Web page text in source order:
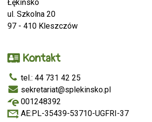
Łękińsko
ul. Szkolna 20
97 - 410 Kleszczów
Kontakt
tel.: 44 731 42 25
sekretariat@splekinsko.pl
001248392
AE:PL-35439-53710-UGFRI-37